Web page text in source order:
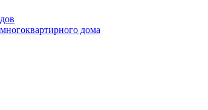
дома